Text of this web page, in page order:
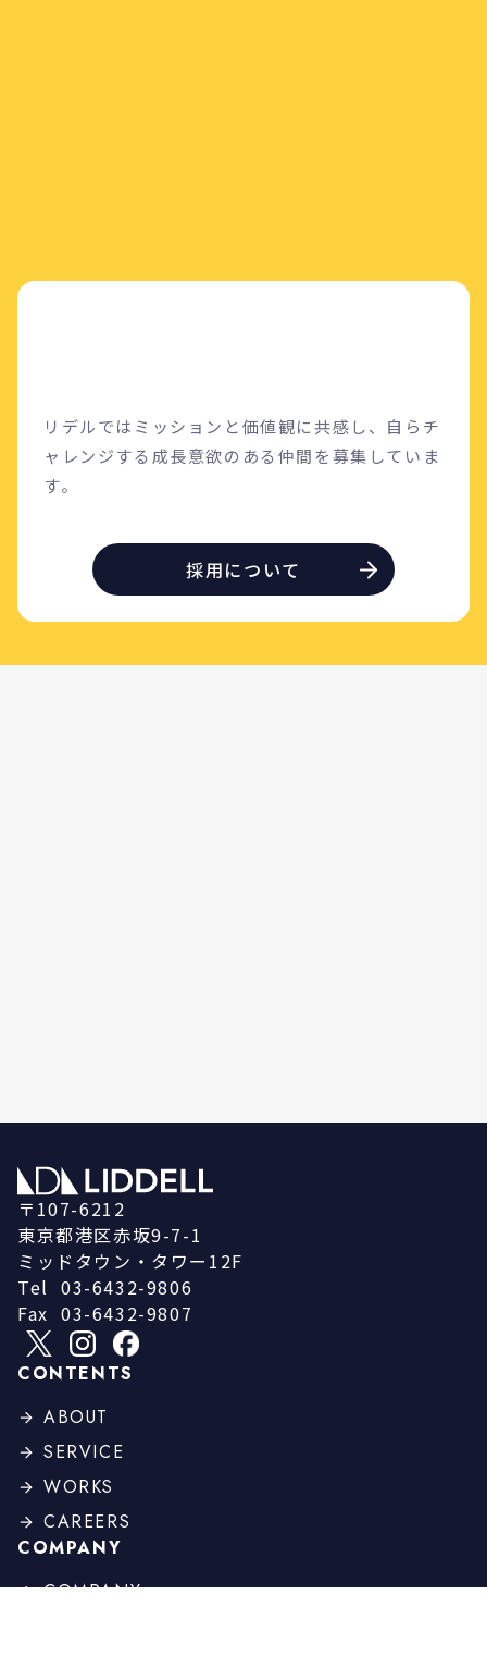
リデルではミッションと価値観に共感し、自らチ
ャレンジする成長意欲のある仲間を募集していま
す。
採用について
〒107-6212
東京都港区赤坂9-7-1
ミッドタウン・タワー12F
Tel 03-6432-9806
Fax 03-6432-9807
CONTENTS
ABOUT
SERVICE
WORKS
CAREERS
COMPANY
COMPANY